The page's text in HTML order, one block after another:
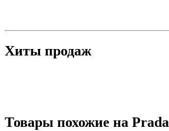
Хиты продаж
Товары похожие на Prada